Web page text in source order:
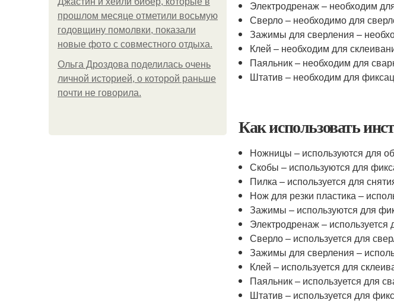
прошлом месяце отметили восьмую
годовщину помолвки, показали
новые фото с совместного отдыха.
Ольга Дроздова поделилась очень
личной историей, о которой раньше
почти не говорила.
Электродренаж – необходим
Сверло – необходимо для
Зажимы для сверления –
Клей – необходим для
Паяльник – необходим для
Штатив – необходим для
Как использовать
Ножницы – используются для
Скобы – используются для
Пилка – используется для
Нож для резки пластика –
Зажимы – используются для
Электродренаж – используется
Сверло – используется для
Зажимы для сверления –
Клей – используется для
Паяльник – используется для
Штатив – используется для